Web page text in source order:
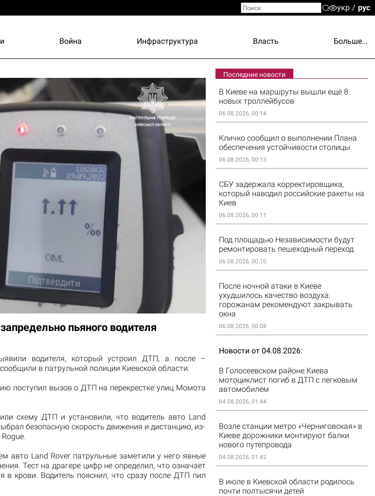
укр рус
Война Инфраструктура Власть Больше...
пьяного водителя
водителя, который устроил ДТП, а после –
в патрульной полиции Киевской области.
поступил вызов о ДТП на перекрестке улиц Момота
схему ДТП и установили, что водитель авто Land
безопасную скорость движения и дистанцию, из-
авто Land Rover патрульные заметили у него явные
Тест на драгере цифр не определил, что означает
в крови. Водитель пояснил, что сразу после ДТП пил
Последние новости
В Киеве на маршруты вышли ещё 8
новых троллейбусов
06.08.2026, 00:14
Кличко сообщил о выполнении Плана
обеспечения устойчивости столицы
06.08.2026, 00:13
СБУ задержала корректировщика,
который наводил российские ракеты на
Киев
06.08.2026, 00:11
Под площадью Независимости будут
ремонтировать пешеходный переход
06.08.2026, 00:10
После ночной атаки в Киеве
ухудшилось качество воздуха:
горожанам рекомендуют закрывать
окна
06.08.2026, 00:08
Новости от 04.08.2026
В Голосеевском районе Киева
мотоциклист погиб в ДТП с легковым
автомобилем
04.08.2026, 01:44
Возле станции метро «Черниговская» в
Киеве дорожники монтируют балки
нового путепровода
04.08.2026, 01:42
В июле в Киевской области родилось
почти полтысячи детей